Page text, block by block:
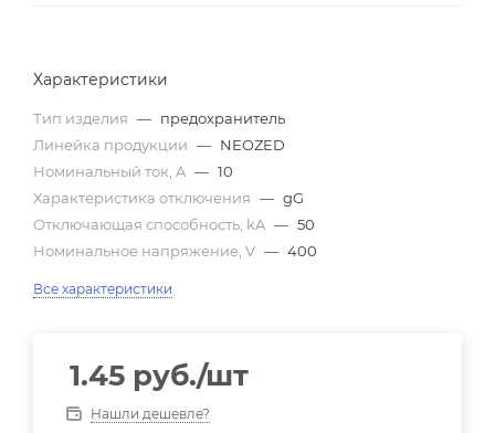
Характеристики
Тип изделия — предохранитель
Линейка продукции — NEOZED
Номинальный ток, A — 10
Характеристика отключения — gG
Отключающая способность, kA — 50
Номинальное напряжение, V — 400
Все характеристики
1.45 руб./шт
Нашли дешевле?